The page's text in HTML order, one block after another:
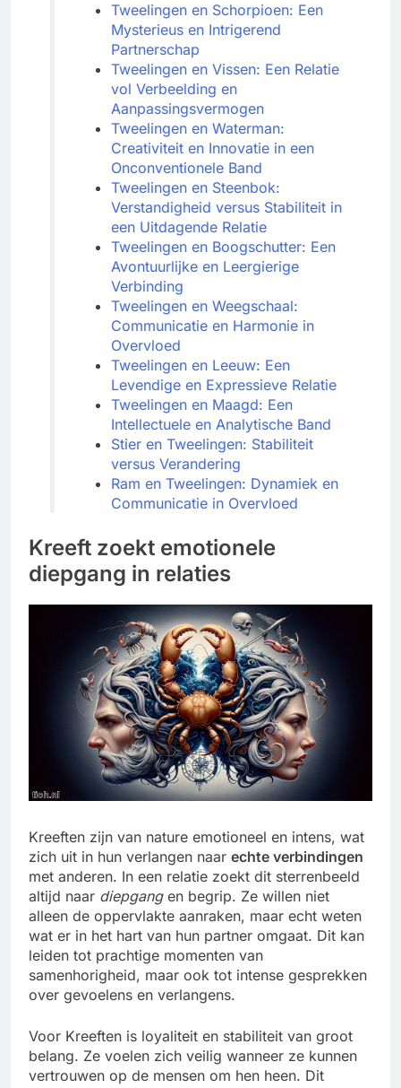
Tweelingen en Schorpioen: Een
Mysterieus en Intrigerend
Partnerschap
Tweelingen en Vissen: Een Relatie
vol Verbeelding en
Aanpassingsvermogen
Tweelingen en Waterman:
Creativiteit en Innovatie in een
Onconventionele Band
Tweelingen en Steenbok:
Verstandigheid versus Stabiliteit in
een Uitdagende Relatie
Tweelingen en Boogschutter: Een
Avontuurlijke en Leergierige
Verbinding
Tweelingen en Weegschaal:
Communicatie en Harmonie in
Overvloed
Tweelingen en Leeuw: Een
Levendige en Expressieve Relatie
Tweelingen en Maagd: Een
Intellectuele en Analytische Band
Stier en Tweelingen: Stabiliteit
versus Verandering
Ram en Tweelingen: Dynamiek en
Communicatie in Overvloed
Kreeft zoekt emotionele
diepgang in relaties
Kreeften zijn van nature emotioneel en intens, wat
zich uit in hun verlangen naar echte verbindingen
met anderen. In een relatie zoekt dit sterrenbeeld
altijd naar diepgangen begrip. Ze willen niet
alleen de oppervlakte aanraken, maar echt weten
wat er in het hart van hun partner omgaat. Dit kan
leiden tot prachtige momenten van
samenhorigheid, maar ook tot intense gesprekken
over gevoelens en verlangens.
Voor Kreeften is loyaliteit en stabiliteit van groot
belang. Ze voelen zich veilig wanneer ze kunnen
vertrouwen op de mensen om hen heen. Dit